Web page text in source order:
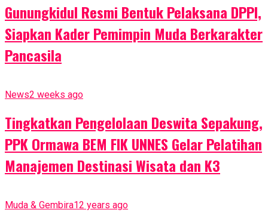
Gunungkidul Resmi Bentuk Pelaksana DPPI,
Siapkan Kader Pemimpin Muda Berkarakter
Pancasila
News2 weeks ago
Tingkatkan Pengelolaan Deswita Sepakung,
PPK Ormawa BEM FIK UNNES Gelar Pelatihan
Manajemen Destinasi Wisata dan K3
Muda & Gembira12 years ago